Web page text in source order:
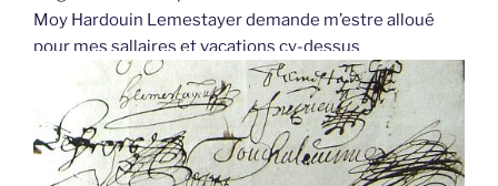
Moy Hardouin Lemestayer demande m’estre alloué
pour mes sallaires et vacations cy-dessus